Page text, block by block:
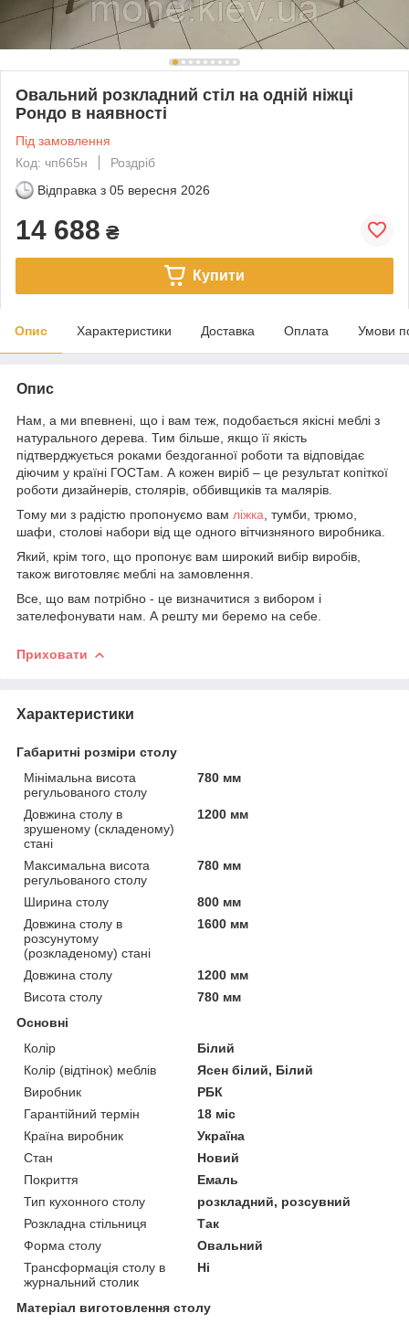
Овальний розкладний стіл на одній ніжці
Рондо в наявності
Під замовлення
Код: чп665н
Роздріб
Відправка з 05 вересня 2026
14 688 ₴
Купити
Опис Характеристики Доставка Оплата Умови
Опис
Нам, а ми впевнені, що і вам теж, подобається якісні меблі з
натурального дерева. Тим більше, якщо її якість
підтверджується роками бездоганної роботи та відповідає
діючим у країні ГОСТам. А кожен виріб – це результат копіткої
роботи дизайнерів, столярів, оббивщиків та малярів.
Тому ми з радістю пропонуємо вам ліжка , тумби, трюмо,
шафи, столові набори від ще одного вітчизняного виробника.
Який, крім того, що пропонує вам широкий вибір виробів,
також виготовляє меблі на замовлення.
Все, що вам потрібно - це визначитися з вибором і
зателефонувати нам. А решту ми беремо на себе.
Приховати
Характеристики
Габаритні розміри столу
Мінімальна висота
регульованого столу
780 мм
Довжина столу в
зрушеному (складеному)
стані
1200 мм
Максимальна висота
регульованого столу
780 мм
Ширина столу
800 мм
Довжина столу в
розсунутому
(розкладеному) стані
1600 мм
Довжина столу
1200 мм
Висота столу
780 мм
Основні
Колір
Білий
Колір (відтінок) меблів
Ясен білий, Білий
Виробник
РБК
Гарантійний термін
18 міс
Країна виробник
Україна
Стан
Новий
Покриття
Емаль
Тип кухонного столу
розкладний, розсувний
Розкладна стільниця
Так
Форма столу
Овальний
Трансформація столу в
журнальний столик
Ні
Матеріал виготовлення столу